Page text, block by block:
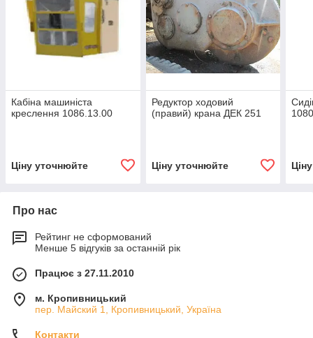
Кабіна машиніста
креслення 1086.13.00
Ціну уточнюйте
Редуктор ходовий
(правий) крана ДЕК 251
Ціну уточнюйте
Про нас
Рейтинг не сформований
Менше 5 відгуків за останній рік
Працює з 27.11.2010
м. Кропивницький
пер. Майский 1, Кропивницький, Україна
Контакти